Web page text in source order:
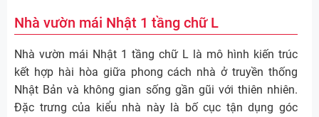
Nhà vườn mái Nhật 1 tầng chữ L
Nhà vườn mái Nhật 1 tầng chữ L là mô hình kiến trúc
kết hợp hài hòa giữa phong cách nhà ở truyền thống
Nhật Bản và không gian sống gần gũi với thiên nhiên.
Đặc trưng của kiểu nhà này là bố cục tận dụng góc